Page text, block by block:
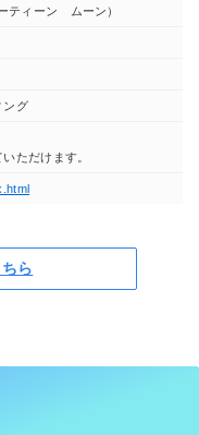
ティーン ムーン）
ング
ただけます。
ら